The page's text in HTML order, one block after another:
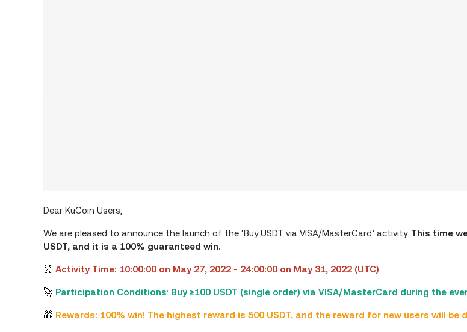
Dear KuCoin Users,
We are pleased to announce the launch of the ‘Buy USDT via VISA/MasterCard’ activity. This time
USDT, and it is a 100% guaranteed win.
⏰ Activity Time: 10:00:00 on May 27, 2022 - 24:00:00 on May 31, 2022 (UTC)
🚀 Participation Conditions: Buy ≥100 USDT (single order) via VISA/MasterCard during the
🎁 Rewards: 100% win! The highest reward is 500 USDT, and the reward for new users will be